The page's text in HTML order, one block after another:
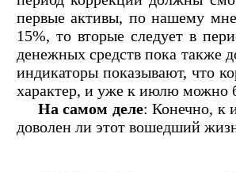
первые активы, по нашему
15%, то вторые следует в
денежных средств пока также
индикаторы показывают, что
характер, и уже к июлю можно
На самом деле: Конечно, к
доволен ли этот вошедший